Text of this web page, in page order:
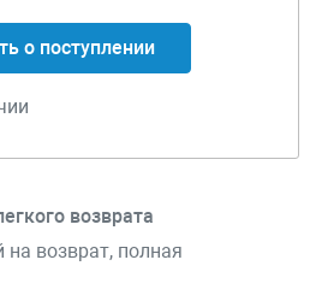
о поступлении
возврата
на возврат, полная